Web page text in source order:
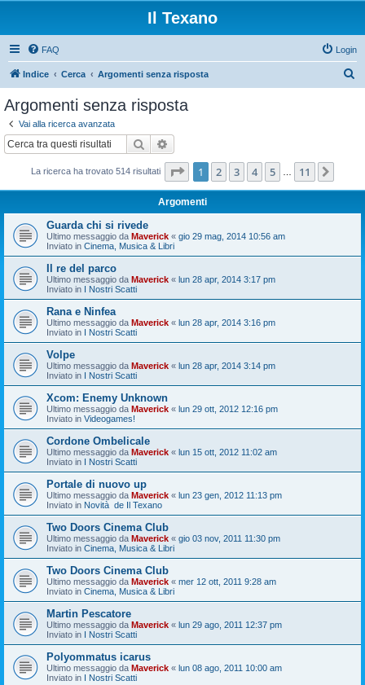
Il Texano
FAQ Login
Indice Cerca Argomenti senza risposta
Argomenti senza risposta
Vai alla ricerca avanzata
Cerca
La ricerca ha trovato 514 risultati Pagina di 11
1 2 3 4 5 11
Argomenti
Guarda chi si rivede
Ultimo messaggio da Maverick « gio 29 mag, 2014 10:56 am
Inviato in Cinema, Musica & Libri
Il re del parco
Ultimo messaggio da Maverick « lun 28 apr, 2014 3:17 pm
Inviato in I Nostri Scatti
Rana e Ninfea
Ultimo messaggio da Maverick « lun 28 apr, 2014 3:16 pm
Inviato in I Nostri Scatti
Volpe
Ultimo messaggio da Maverick « lun 28 apr, 2014 3:14 pm
Inviato in I Nostri Scatti
Xcom: Enemy Unknown
Ultimo messaggio da Maverick « lun 29 ott, 2012 12:16 pm
Inviato in Videogames!
Cordone Ombelicale
Ultimo messaggio da Maverick « lun 15 ott, 2012 11:02 am
Inviato in I Nostri Scatti
Portale di nuovo up
Ultimo messaggio da Maverick « lun 23 gen, 2012 11:13 pm
Inviato in Novità de Il Texano
Two Doors Cinema Club
Ultimo messaggio da Maverick « gio 03 nov, 2011 11:30 pm
Inviato in Cinema, Musica & Libri
Two Doors Cinema Club
Ultimo messaggio da Maverick « mer 12 ott, 2011 9:28 am
Inviato in Cinema, Musica & Libri
Martin Pescatore
Ultimo messaggio da Maverick « lun 29 ago, 2011 12:37 pm
Inviato in I Nostri Scatti
Polyommatus icarus
Ultimo messaggio da Maverick « lun 08 ago, 2011 10:00 am
Inviato in I Nostri Scatti